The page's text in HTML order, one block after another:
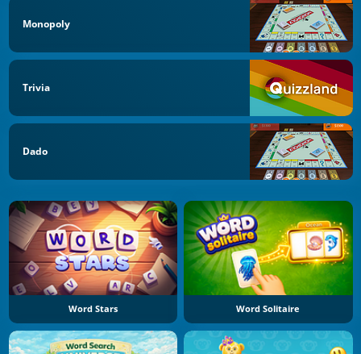
Monopoly
Trivia
Dado
Word Stars Word Solitaire